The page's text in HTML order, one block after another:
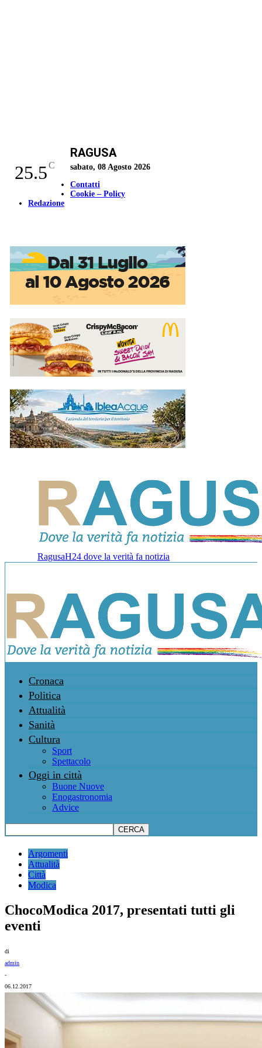
25.5C
RAGUSA
sabato, 08 Agosto 2026
Contatti
Cookie – Policy
Redazione
RagusaH24 dove la verità fa notizia
Cronaca
Politica
Attualità
Sanità
Cultura
Sport
Spettacolo
Oggi in città
Buone Nuove
Enogastronomia
Advice
Argomenti
Attualità
Città
Modica
ChocoModica 2017, presentati tutti gli
eventi
di
admin
-
06.12.2017